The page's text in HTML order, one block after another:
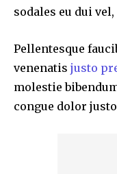
sodales eu dui
Pellentesque
venenatis justo
molestie
congue dolor